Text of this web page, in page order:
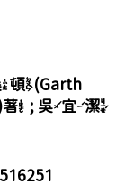
(Garth
著 ; 吳宜潔